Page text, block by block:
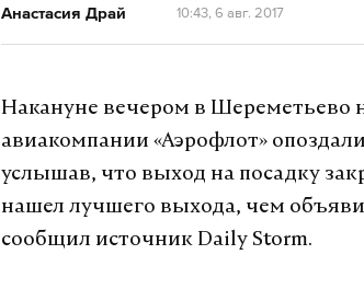
Анастасия Драй 10:43, 6 авг. 2017
Накануне вечером в Шереметьево
авиакомпании «Аэрофлот»
услышав, что выход на посадку
нашел лучшего выхода, чем
сообщил источник Daily Storm.